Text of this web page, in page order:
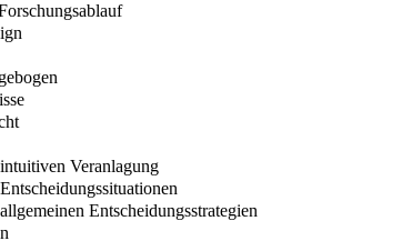
Veranlagung
Entscheidungsstrategien